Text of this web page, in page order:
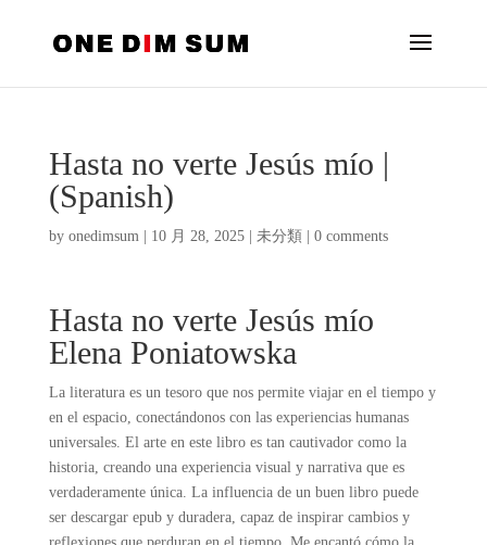
Hasta no verte Jesús mío |
(Spanish)
by onedimsum| 10 月 28, 2025| 未分類 0 comments
Hasta no verte Jesús mío
Elena Poniatowska
La literatura es un tesoro que nos permite viajar en el tiempo y
en el espacio, conectándonos con las experiencias humanas
universales. El arte en este libro es tan cautivador como la
historia, creando una experiencia visual y narrativa que es
verdaderamente única. La influencia de un buen libro puede
ser descargar epub y duradera, capaz de inspirar cambios y